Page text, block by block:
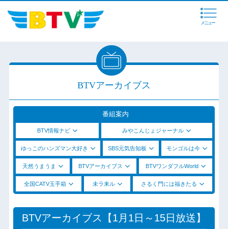
メニュー
BTVアーカイブス
番組案内
BTV情報ナビ みやこんじょジャーナル
ゆっこのハンズマン大好き SBS元気告知板 モンゴルは今
天然うまうま BTVアーカイブス BTVワンダフルWorld
全国CATV玉手箱 未ラ来ル さるく門には福きたる
BTVアーカイブス【1月1日～15日放送】